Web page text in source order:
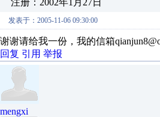
注册：2002年1月27日
发表于：2005-11-06 09:30:00
谢谢请给我一份，我的信箱
回复 引用 举报
mengxi